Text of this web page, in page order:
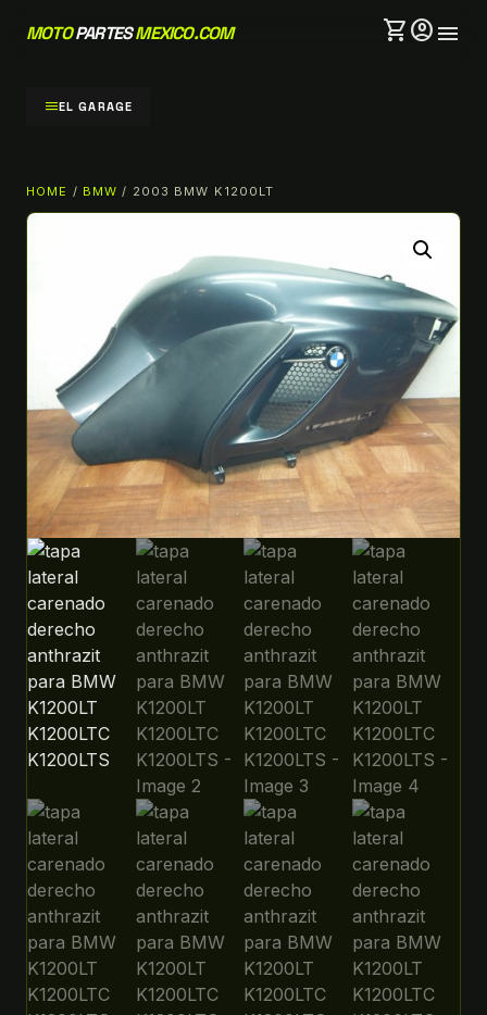
MOTOPARTESMEXICO.COM shopping_cartaccount_circlemenu
menuEL GARAGE
HOME / BMW / 2003 BMW K1200LT